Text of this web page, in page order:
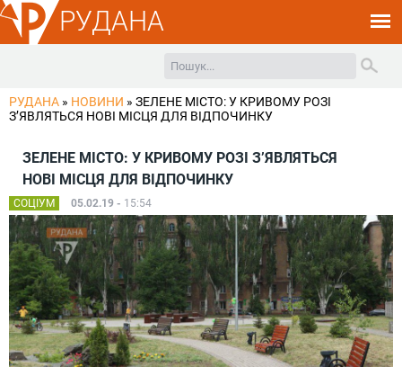
РУДАНА
РУДАНА » НОВИНИ » ЗЕЛЕНЕ МІСТО: У КРИВОМУ РОЗІ
З’ЯВЛЯТЬСЯ НОВІ МІСЦЯ ДЛЯ ВІДПОЧИНКУ
ЗЕЛЕНЕ МІСТО: У КРИВОМУ РОЗІ З’ЯВЛЯТЬСЯ
НОВІ МІСЦЯ ДЛЯ ВІДПОЧИНКУ
СОЦІУМ 05.02.19 - 15:54